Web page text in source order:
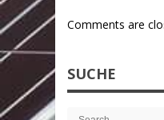
Comments are
SUCHE